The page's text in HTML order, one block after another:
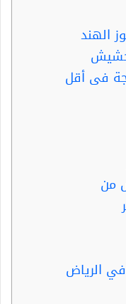
الهند
فى أقل
من
في الرياض